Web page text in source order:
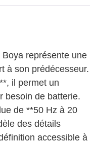
représente une
à son prédécesseur.
il permet un
besoin de batterie.
de **50 Hz à 20
des détails
accessible à